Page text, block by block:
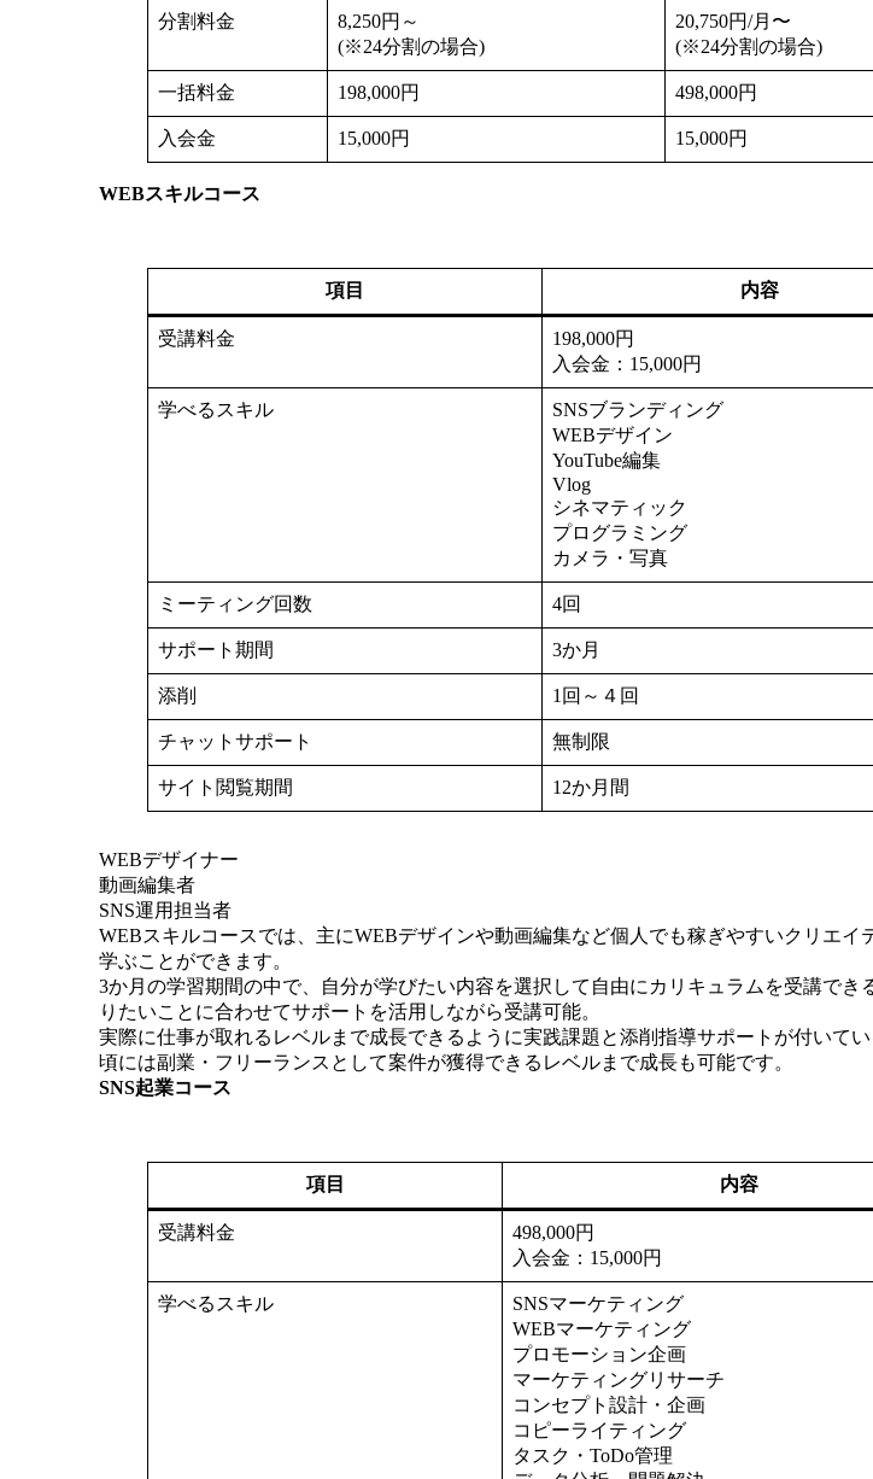
分割料金
8,250円～
(※24分割の場合)
20,750円/月〜
(※24分割の場合)
一括料金 198,000円 498,000円
入会金 15,000円 15,000円
WEBスキルコース
項目 内容
受講料金
198,000円
入会金：15,000円
学べるスキル
SNSブランディング
WEBデザイン
YouTube編集
Vlog
シネマティック
プログラミング
カメラ・写真
ミーティング回数 4回
サポート期間 3か月
添削 1回～４回
チャットサポート 無制限
サイト閲覧期間 12か月間
WEBデザイナー
動画編集者
SNS運用担当者
WEBスキルコースでは、主にWEBデザインや動画編集など個人でも稼ぎやすいクリエイ
学ぶことができます。
3か月の学習期間の中で、自分が学びたい内容を選択して自由にカリキュラムを受講でき
りたいことに合わせてサポートを活用しながら受講可能。
実際に仕事が取れるレベルまで成長できるように実践課題と添削指導サポートが付いて
頃には副業・フリーランスとして案件が獲得できるレベルまで成長も可能です。
SNS起業コース
項目 内容
受講料金
498,000円
入会金：15,000円
学べるスキル
SNSマーケティング
WEBマーケティング
プロモーション企画
マーケティングリサーチ
コンセプト設計・企画
コピーライティング
タスク・ToDo管理